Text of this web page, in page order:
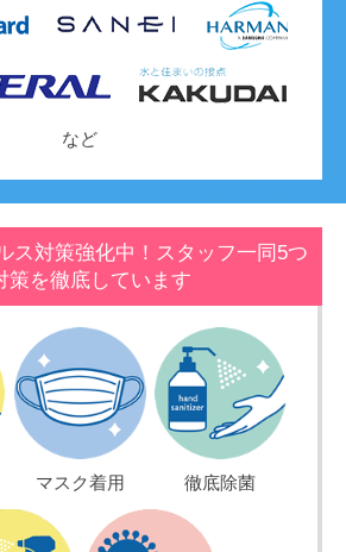
など
ス対策強化中！スタッフ一同5つ
策を徹底しています
マスク着用 徹底除菌